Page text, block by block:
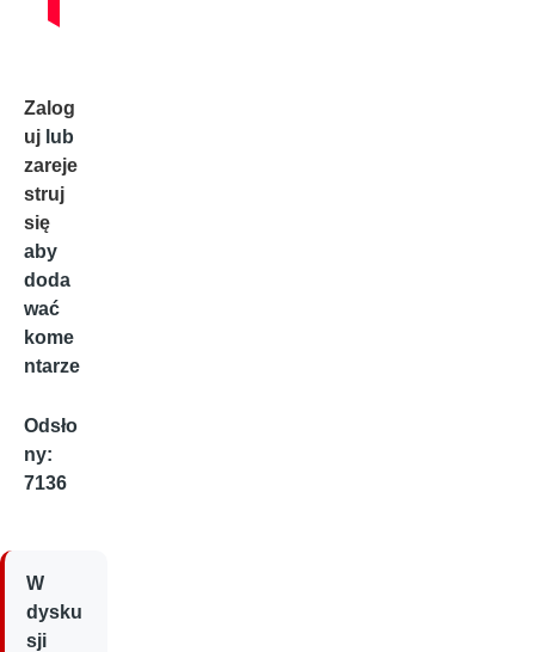
Zalog
uj lub
zareje
struj
się
aby
doda
wać
kome
ntarze
Odsło
ny:
7136
W
dysku
sji